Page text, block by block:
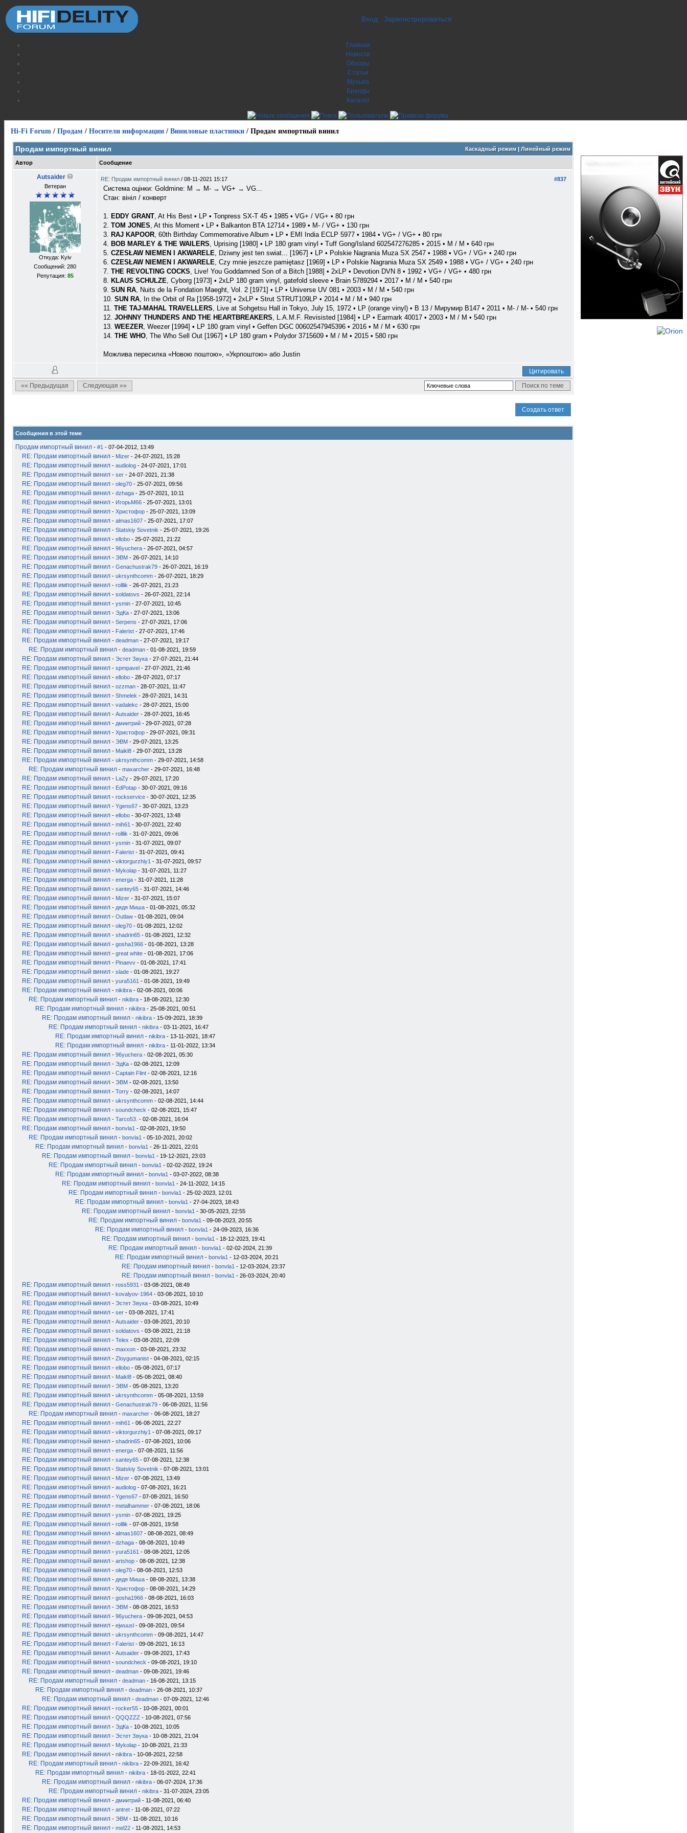
Вход Зарегистрироваться
Главная
Новости
Обзоры
Статьи
Музыка
Бренды
Каталог
Hi-Fi Forum / Продам / Носители информации / Виниловые пластинки / Продам импортный винил
Каскадный режим| Линейный режим
Продам импортный винил
Автор Сообщение
Autsaider
Ветеран
Откуда: Kyiv
Сообщений: 280
Репутация: 85
#837
RE: Продам импортный винил / 08-11-2021 15:17
Система оцінки: Goldmine: M → M- → VG+ → VG...
Стан: вініл / конверт
1. EDDY GRANT, At His Best • LP • Tonpress SX-T 45 • 1985 • VG+ / VG+ • 80 грн
2. TOM JONES, At this Moment • LP • Balkanton BTA 12714 • 1989 • M- / VG+ • 130 грн
3. RAJ KAPOOR, 60th Birthday Commemorative Album • LP • EMI India ECLP 5977 • 1984 • VG+ / VG+ • 80 грн
4. BOB MARLEY & THE WAILERS, Uprising [1980] • LP 180 gram vinyl • Tuff Gong/Island 602547276285 • 2015 • M / M • 640 грн
5. CZESŁAW NIEMEN I AKWARELE, Dziwny jest ten swiat... [1967] • LP • Polskie Nagrania Muza SX 2547 • 1988 • VG+ / VG+ • 240 грн
6. CZESŁAW NIEMEN I AKWARELE, Czy mnie jeszcze pamiętasz [1969] • LP • Polskie Nagrania Muza SX 2549 • 1988 • VG+ / VG+ • 240 грн
7. THE REVOLTING COCKS, Live! You Goddamned Son of a Bitch [1988] • 2xLP • Devotion DVN 8 • 1992 • VG+ / VG+ • 480 грн
8. KLAUS SCHULZE, Cyborg [1973] • 2xLP 180 gram vinyl, gatefold sleeve • Brain 5789294 • 2017 • M / M • 540 грн
9. SUN RA, Nuits de la Fondation Maeght, Vol. 2 [1971] • LP • Universe UV 081 • 2003 • M / M • 540 грн
10. SUN RA, In the Orbit of Ra [1958-1972] • 2xLP • Strut ‎STRUT109LP • 2014 • M / M • 940 грн
11. THE TAJ-MAHAL TRAVELLERS, Live at Sohgetsu Hall in Tokyo, July 15, 1972 • LP (orange vinyl) • B 13 / Мирумир B147 • 2011 • M- / M- • 540 грн
12. JOHNNY THUNDERS AND THE HEARTBREAKERS, L.A.M.F. Revisisted [1984] • LP • Earmark 40017 • 2003 • M / M • 540 грн
13. WEEZER, Weezer [1994] • LP 180 gram vinyl • Geffen DGC 00602547945396 • 2016 • M / M • 630 грн
14. THE WHO, The Who Sell Out [1967] • LP 180 gram • Polydor 3715609 • M / M • 2015 • 580 грн
Можлива пересилка «Новою поштою», «Укрпоштою» або Justin
Цитировать
«« Предыдущая
Следующая »»
Создать ответ
Сообщения в этой теме
Продам импортный винил - #1 - 07-04-2012, 13:49
RE: Продам импортный винил - Mizer - 24-07-2021, 15:28
RE: Продам импортный винил - audiolog - 24-07-2021, 17:01
RE: Продам импортный винил - ser - 24-07-2021, 21:38
RE: Продам импортный винил - oleg70 - 25-07-2021, 09:56
RE: Продам импортный винил - dzhaga - 25-07-2021, 10:11
RE: Продам импортный винил - ИгорьМ66 - 25-07-2021, 13:01
RE: Продам импортный винил - Христофор - 25-07-2021, 13:09
RE: Продам импортный винил - almas1607 - 25-07-2021, 17:07
RE: Продам импортный винил - Statskiy Sovetnik - 25-07-2021, 19:26
RE: Продам импортный винил - ellobo - 25-07-2021, 21:22
RE: Продам импортный винил - 96yuchera - 26-07-2021, 04:57
RE: Продам импортный винил - ЭВМ - 26-07-2021, 14:10
RE: Продам импортный винил - Genachustrak79 - 26-07-2021, 16:19
RE: Продам импортный винил - ukrsynthcomm - 26-07-2021, 18:29
RE: Продам импортный винил - rolllik - 26-07-2021, 21:23
RE: Продам импортный винил - soldatovs - 26-07-2021, 22:14
RE: Продам импортный винил - ysmin - 27-07-2021, 10:45
RE: Продам импортный винил - ЭдКа - 27-07-2021, 13:06
RE: Продам импортный винил - Serpens - 27-07-2021, 17:06
RE: Продам импортный винил - Falerist - 27-07-2021, 17:46
RE: Продам импортный винил - deadman - 27-07-2021, 19:17
RE: Продам импортный винил - deadman - 01-08-2021, 19:59
RE: Продам импортный винил - Эстет Звука - 27-07-2021, 21:44
RE: Продам импортный винил - spmpavel - 27-07-2021, 21:46
RE: Продам импортный винил - ellobo - 28-07-2021, 07:17
RE: Продам импортный винил - ozzman - 28-07-2021, 11:47
RE: Продам импортный винил - Shmelek - 28-07-2021, 14:31
RE: Продам импортный винил - vadalekc - 28-07-2021, 15:00
RE: Продам импортный винил - Autsaider - 28-07-2021, 16:45
RE: Продам импортный винил - дмиитрий - 29-07-2021, 07:28
RE: Продам импортный винил - Христофор - 29-07-2021, 09:31
RE: Продам импортный винил - ЭВМ - 29-07-2021, 13:25
RE: Продам импортный винил - Maikl8 - 29-07-2021, 13:28
RE: Продам импортный винил - ukrsynthcomm - 29-07-2021, 14:58
RE: Продам импортный винил - maxarcher - 29-07-2021, 16:48
RE: Продам импортный винил - LaZy - 29-07-2021, 17:20
RE: Продам импортный винил - EdPotap - 30-07-2021, 09:16
RE: Продам импортный винил - rockservice - 30-07-2021, 12:35
RE: Продам импортный винил - Ygens67 - 30-07-2021, 13:23
RE: Продам импортный винил - ellobo - 30-07-2021, 13:48
RE: Продам импортный винил - mih61 - 30-07-2021, 22:40
RE: Продам импортный винил - rolllik - 31-07-2021, 09:06
RE: Продам импортный винил - ysmin - 31-07-2021, 09:07
RE: Продам импортный винил - Falerist - 31-07-2021, 09:41
RE: Продам импортный винил - viktorgurzhiy1 - 31-07-2021, 09:57
RE: Продам импортный винил - Mykolap - 31-07-2021, 11:27
RE: Продам импортный винил - energa - 31-07-2021, 11:28
RE: Продам импортный винил - santey65 - 31-07-2021, 14:46
RE: Продам импортный винил - Mizer - 31-07-2021, 15:07
RE: Продам импортный винил - дядя Миша - 01-08-2021, 05:32
RE: Продам импортный винил - Outlaw - 01-08-2021, 09:04
RE: Продам импортный винил - oleg70 - 01-08-2021, 12:02
RE: Продам импортный винил - shadrin65 - 01-08-2021, 12:32
RE: Продам импортный винил - gosha1966 - 01-08-2021, 13:28
RE: Продам импортный винил - great white - 01-08-2021, 17:06
RE: Продам импортный винил - Pinaevv - 01-08-2021, 17:41
RE: Продам импортный винил - slade - 01-08-2021, 19:27
RE: Продам импортный винил - yura5161 - 01-08-2021, 19:49
RE: Продам импортный винил - nikibra - 02-08-2021, 00:06
RE: Продам импортный винил - nikibra - 18-08-2021, 12:30
RE: Продам импортный винил - nikibra - 25-08-2021, 00:51
RE: Продам импортный винил - nikibra - 15-09-2021, 18:39
RE: Продам импортный винил - nikibra - 03-11-2021, 16:47
RE: Продам импортный винил - nikibra - 13-11-2021, 18:47
RE: Продам импортный винил - nikibra - 11-01-2022, 13:34
RE: Продам импортный винил - 96yuchera - 02-08-2021, 05:30
RE: Продам импортный винил - ЭдКа - 02-08-2021, 12:09
RE: Продам импортный винил - Captain Flint - 02-08-2021, 12:16
RE: Продам импортный винил - ЭВМ - 02-08-2021, 13:50
RE: Продам импортный винил - Torry - 02-08-2021, 14:07
RE: Продам импортный винил - ukrsynthcomm - 02-08-2021, 14:44
RE: Продам импортный винил - soundcheck - 02-08-2021, 15:47
RE: Продам импортный винил - Tarco53. - 02-08-2021, 16:04
RE: Продам импортный винил - bonvla1 - 02-08-2021, 19:50
RE: Продам импортный винил - bonvla1 - 05-10-2021, 20:02
RE: Продам импортный винил - bonvla1 - 26-11-2021, 22:01
RE: Продам импортный винил - bonvla1 - 19-12-2021, 23:03
RE: Продам импортный винил - bonvla1 - 02-02-2022, 19:24
RE: Продам импортный винил - bonvla1 - 03-07-2022, 08:38
RE: Продам импортный винил - bonvla1 - 24-11-2022, 14:15
RE: Продам импортный винил - bonvla1 - 25-02-2023, 12:01
RE: Продам импортный винил - bonvla1 - 27-04-2023, 18:43
RE: Продам импортный винил - bonvla1 - 30-05-2023, 22:55
RE: Продам импортный винил - bonvla1 - 09-08-2023, 20:55
RE: Продам импортный винил - bonvla1 - 24-09-2023, 16:36
RE: Продам импортный винил - bonvla1 - 18-12-2023, 19:41
RE: Продам импортный винил - bonvla1 - 02-02-2024, 21:39
RE: Продам импортный винил - bonvla1 - 12-03-2024, 20:21
RE: Продам импортный винил - bonvla1 - 12-03-2024, 23:37
RE: Продам импортный винил - bonvla1 - 26-03-2024, 20:40
RE: Продам импортный винил - ross5931 - 03-08-2021, 08:49
RE: Продам импортный винил - kovalyov-1964 - 03-08-2021, 10:10
RE: Продам импортный винил - Эстет Звука - 03-08-2021, 10:49
RE: Продам импортный винил - ser - 03-08-2021, 17:41
RE: Продам импортный винил - Autsaider - 03-08-2021, 20:10
RE: Продам импортный винил - soldatovs - 03-08-2021, 21:18
RE: Продам импортный винил - Telex - 03-08-2021, 22:09
RE: Продам импортный винил - maxxon - 03-08-2021, 23:32
RE: Продам импортный винил - Zloygumanist - 04-08-2021, 02:15
RE: Продам импортный винил - ellobo - 05-08-2021, 07:17
RE: Продам импортный винил - Maikl8 - 05-08-2021, 08:40
RE: Продам импортный винил - ЭВМ - 05-08-2021, 13:20
RE: Продам импортный винил - ukrsynthcomm - 05-08-2021, 13:59
RE: Продам импортный винил - Genachustrak79 - 06-08-2021, 11:56
RE: Продам импортный винил - maxarcher - 06-08-2021, 18:27
RE: Продам импортный винил - mih61 - 06-08-2021, 22:27
RE: Продам импортный винил - viktorgurzhiy1 - 07-08-2021, 09:17
RE: Продам импортный винил - shadrin65 - 07-08-2021, 10:06
RE: Продам импортный винил - energa - 07-08-2021, 11:56
RE: Продам импортный винил - santey65 - 07-08-2021, 12:38
RE: Продам импортный винил - Statskiy Sovetnik - 07-08-2021, 13:01
RE: Продам импортный винил - Mizer - 07-08-2021, 13:49
RE: Продам импортный винил - audiolog - 07-08-2021, 16:21
RE: Продам импортный винил - Ygens67 - 07-08-2021, 16:50
RE: Продам импортный винил - metalhammer - 07-08-2021, 18:06
RE: Продам импортный винил - ysmin - 07-08-2021, 19:25
RE: Продам импортный винил - rolllik - 07-08-2021, 19:58
RE: Продам импортный винил - almas1607 - 08-08-2021, 08:49
RE: Продам импортный винил - dzhaga - 08-08-2021, 10:49
RE: Продам импортный винил - yura5161 - 08-08-2021, 12:05
RE: Продам импортный винил - artshop - 08-08-2021, 12:38
RE: Продам импортный винил - oleg70 - 08-08-2021, 12:53
RE: Продам импортный винил - дядя Миша - 08-08-2021, 13:38
RE: Продам импортный винил - Христофор - 08-08-2021, 14:29
RE: Продам импортный винил - gosha1966 - 08-08-2021, 16:03
RE: Продам импортный винил - ЭВМ - 08-08-2021, 16:53
RE: Продам импортный винил - 96yuchera - 09-08-2021, 04:53
RE: Продам импортный винил - ejwuusl - 09-08-2021, 09:54
RE: Продам импортный винил - ukrsynthcomm - 09-08-2021, 14:47
RE: Продам импортный винил - Falerist - 09-08-2021, 16:13
RE: Продам импортный винил - Autsaider - 09-08-2021, 17:43
RE: Продам импортный винил - soundcheck - 09-08-2021, 19:10
RE: Продам импортный винил - deadman - 09-08-2021, 19:46
RE: Продам импортный винил - deadman - 16-08-2021, 13:15
RE: Продам импортный винил - deadman - 26-08-2021, 10:37
RE: Продам импортный винил - deadman - 07-09-2021, 12:46
RE: Продам импортный винил - rocker55 - 10-08-2021, 00:01
RE: Продам импортный винил - QQQZZZ - 10-08-2021, 07:56
RE: Продам импортный винил - ЭдКа - 10-08-2021, 10:05
RE: Продам импортный винил - Эстет Звука - 10-08-2021, 21:04
RE: Продам импортный винил - Mykolap - 10-08-2021, 21:33
RE: Продам импортный винил - nikibra - 10-08-2021, 22:58
RE: Продам импортный винил - nikibra - 22-09-2021, 16:42
RE: Продам импортный винил - nikibra - 18-01-2022, 22:41
RE: Продам импортный винил - nikibra - 06-07-2024, 17:36
RE: Продам импортный винил - nikibra - 31-07-2024, 23:05
RE: Продам импортный винил - дмиитрий - 11-08-2021, 06:40
RE: Продам импортный винил - antret - 11-08-2021, 07:22
RE: Продам импортный винил - ЭВМ - 11-08-2021, 10:16
RE: Продам импортный винил - mel22 - 11-08-2021, 14:53